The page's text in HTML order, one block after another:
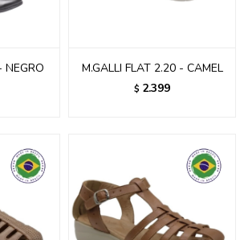
NEGRO M.GALLI FLAT 2.20 - CAMEL
$ 2.399